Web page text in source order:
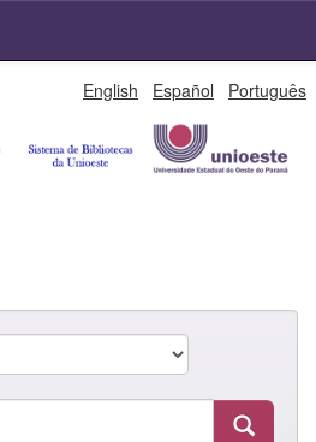
English Español Português